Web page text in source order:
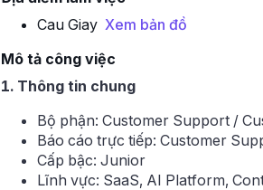
Cau Giay Xem bản đồ
Mô tả công việc
1. Thông tin chung
Bộ phận: Customer Support /
Báo cáo trực tiếp: Customer
Cấp bậc: Junior
Lĩnh vực: SaaS, AI Platform,